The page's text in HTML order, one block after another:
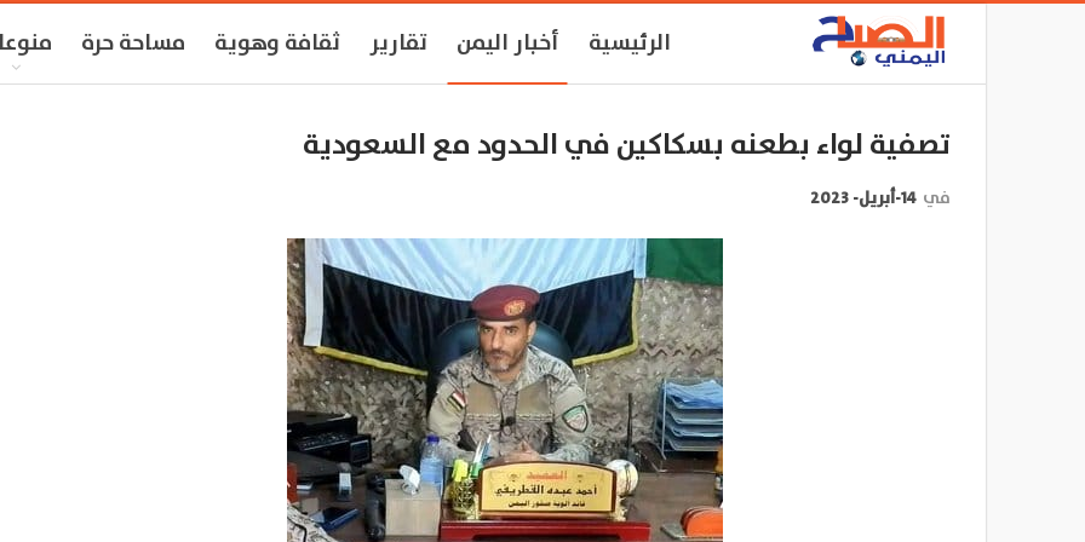
الرئيسية أخبار اليمن تقارير ثقافة وهوية مساحة حرة
تصفية لواء بطعنه بسكاكين في الحدود مع السعودية
في 14-أبريل- 2023